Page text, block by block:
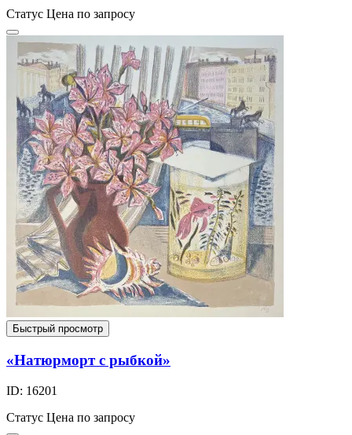
Статус Цена по запросу
Быстрый просмотр
«Натюрморт с рыбкой»
ID: 16201
Статус Цена по запросу